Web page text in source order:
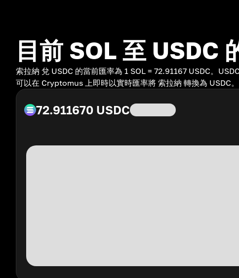
目前 SOL 至 USDC
索拉納 兌 USDC 的當前匯率為 1 SOL = 72.91167 USDC。
可以在 Cryptomus 上即時以實時匯率將 索拉納 轉換為 USDC。
72.911670 USDC